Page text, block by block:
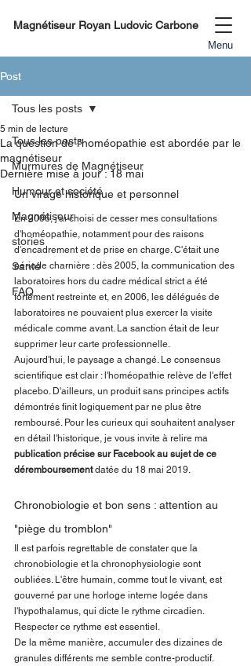
Magnétiseur Royan Ludovic Carbone
Menu
Post
Tous les posts
Murmures de Magnétiseur
Humour et société
Magnétiseur
stories
Santé
FAQ
Tous les posts
La question de l'homéopathie est abordée par le
magnétiseur
5 min de lecture
Dernière mise à jour :18 mai
Un virage historique et personnel
En 2006, j'ai choisi de cesser mes consultations
d'homéopathie, notamment pour des raisons
d'encadrement et de prise en charge. C'était une
période charnière : dès 2005, la communication des
laboratoires hors du cadre médical strict a été
fortement restreinte et, en 2006, les délégués de
laboratoires ne pouvaient plus exercer la visite
médicale comme avant. La sanction était de leur
supprimer leur carte professionnelle.
Aujourd'hui, le paysage a changé. Le consensus
scientifique est clair : l'homéopathie relève de l'effet
placebo. D'ailleurs, un produit sans principes actifs
démontrés finit logiquement par ne plus être
remboursé. Pour les curieux qui souhaitent analyser
en détail l'historique, je vous invite à relire ma
publication précise sur Facebook au sujet de ce
déremboursement datée du 18 mai 2019.
Chronobiologie et bon sens : attention au
"piège du tromblon"
Il est parfois regrettable de constater que la
chronobiologie et la chronophysiologie sont
oubliées. L'être humain, comme tout le vivant, est
gouverné par une horloge interne logée dans
l'hypothalamus, qui dicte le rythme circadien.
Respecter ce rythme est essentiel.
De la même manière, accumuler des dizaines de
granules différents me semble contre-productif.